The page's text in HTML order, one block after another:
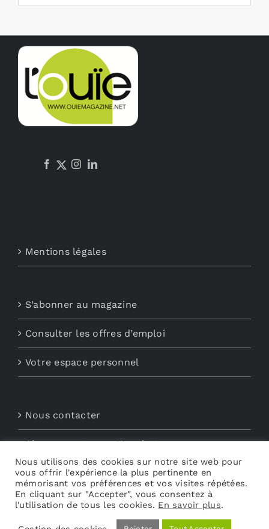
Mentions légales
S’abonner au magazine
Consulter les offres d’emploi
Votre espace personnel
Nous contacter
Abonnements aux Newsletters
Découvrez My Audio
Nous utilisons des cookies sur notre site web pour
vous offrir l'expérience la plus pertinente en
mémorisant vos préférences et vos visites répétées.
En cliquant sur "Accepter", vous consentez à
l'utilisation de tous les cookies. En savoir plus.